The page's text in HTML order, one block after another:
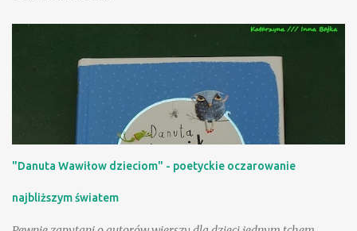
e
"Danuta Wawiłow dzieciom" - poetyckie oczarowanie
najbliższym światem